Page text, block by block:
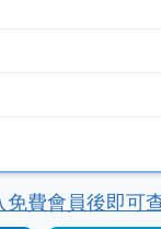
免費會員後即可